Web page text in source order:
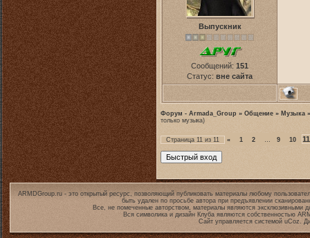
Выпускник
Сообщений: 151
Статус: вне сайта
Форум - Armada_Group » Общение » Музыка »
только музыка)
Страница 11 из 11 « 1 2 … 9 10 11
ARMDGroup.ru - это открытый ресурс, позволяющий публиковать материалы любому
быть удален по просьбе автора при предъявлении
Все, не помеченные авторством, материалы являются эксклюзивными
Вся символика и дизайн Клуба являются собственностью
Сайт управляется системой uCoz.